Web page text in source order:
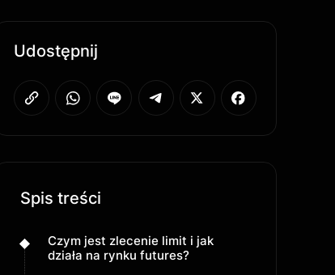
Udostępnij
Spis treści
Czym jest zlecenie limit i jak
działa na rynku futures?